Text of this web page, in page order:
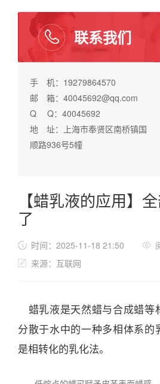
联系我们
手 机：19279864570
邮 箱：40045692@qq.com
Q Q：40045692
地 址：上海市奉贤区南桥镇国
顺路936号5幢
【蜡乳液的应用】
了
时间：2025-11-18 21:50
来源：互联网
蜡乳液是天然蜡与合成蜡等
分散于水中的一种多相体系的
是相转化的乳化法。